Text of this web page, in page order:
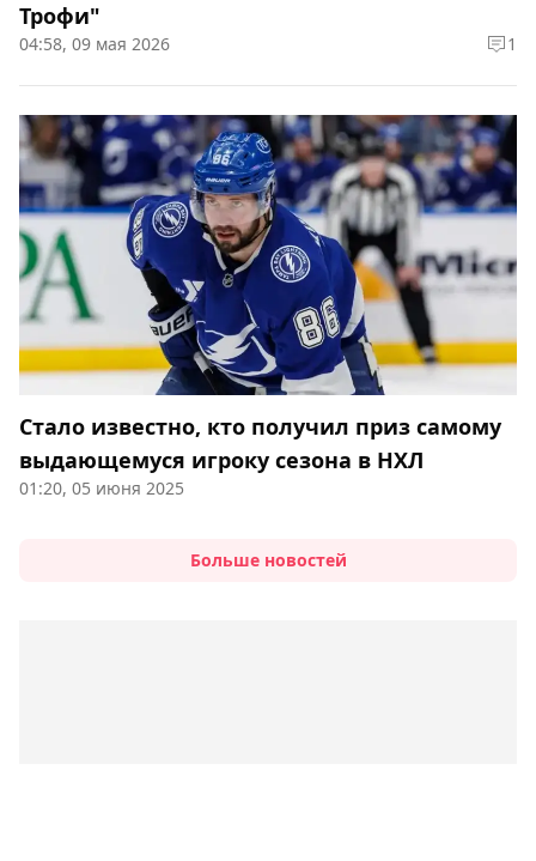
Трофи"
04:58, 09 мая 2026 1
Стало известно, кто получил приз самому
выдающемуся игроку сезона в НХЛ
01:20, 05 июня 2025
Больше новостей